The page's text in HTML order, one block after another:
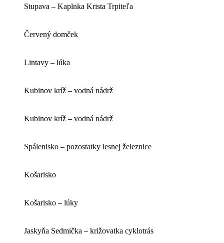
Stupava – Kaplnka Krista Trpiteľa
Červený domček
Lintavy – lúka
Kubinov kríž – vodná nádrž
Kubinov kríž – vodná nádrž
Spálenisko – pozostatky lesnej železnice
Košarisko
Košarisko – lúky
Jaskyňa Sedmička – križovatka cyklotrás